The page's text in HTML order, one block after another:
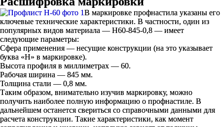
В маркировке профнастила указаны его
ключевые технические характеристики. В частности, один из
популярных видов материала — Н60-845-0,8 — имеет
следующие параметры:
Сфера применения — несущие конструкции (на это указывает
буква «Н» в маркировке).
Высота профиля в миллиметрах — 60.
Рабочая ширина — 845 мм.
Толщина стали — 0,8 мм.
Таким образом, внимательно изучив маркировку, можно
получить наиболее полную информацию о профнастиле. В
дальнейшем останется свериться со справочными данными для
расчета конструкции. Такие характеристики, как момент